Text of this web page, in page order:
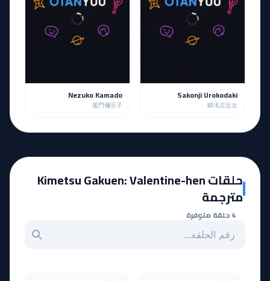
Sakonji Urokodaki
鱗滝左近次
Nezuko Kamado
竈門禰豆子
حلقات Kimetsu Gakuen: Valentine-hen
مترجمة
4 حلقة متوفرة
بحث عن حلقة بالرقم